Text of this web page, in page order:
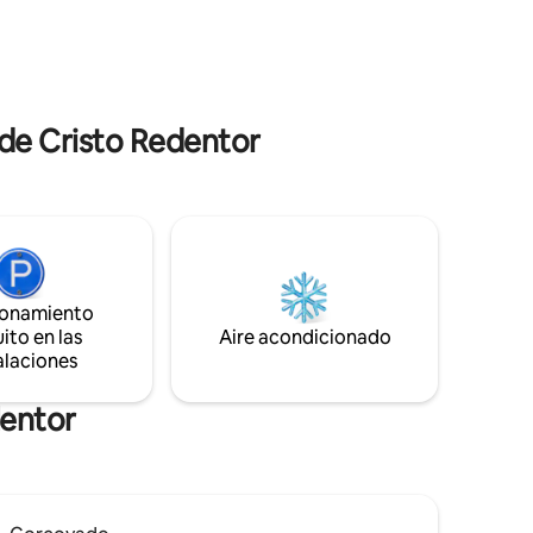
Cristo Redentor
en las
Aire acondicionado